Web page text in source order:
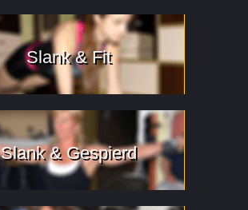
Slank & Fit
Slank & Gespierd